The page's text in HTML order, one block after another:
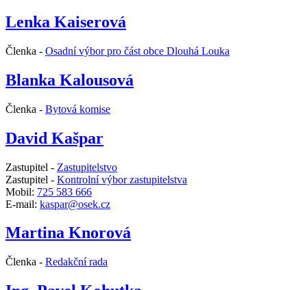
Lenka Kaiserová
Členka - Osadní výbor pro část obce Dlouhá Louka
Blanka Kalousová
Členka - Bytová komise
David Kašpar
Zastupitel - Zastupitelstvo
Zastupitel - Kontrolní výbor zastupitelstva
Mobil: 725 583 666
E-mail: kaspar@osek.cz
Martina Knorová
Členka - Redakční rada